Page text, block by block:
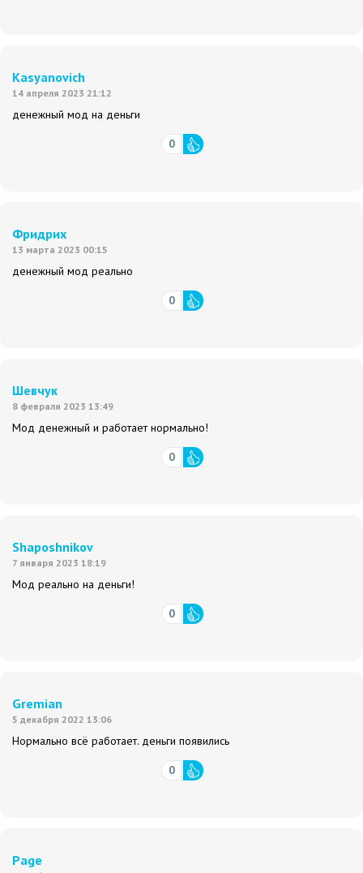
Kasyanovich
14 апреля 2023 21:12
денежный мод на деньги
0
Фридрих
13 марта 2023 00:15
денежный мод реально
0
Шевчук
8 февраля 2023 13:49
Мод денежный и работает нормально!
0
Shaposhnikov
7 января 2023 18:19
Мод реально на деньги!
0
Gremian
5 декабря 2022 13:06
Нормально всё работает. деньги появились
0
Page